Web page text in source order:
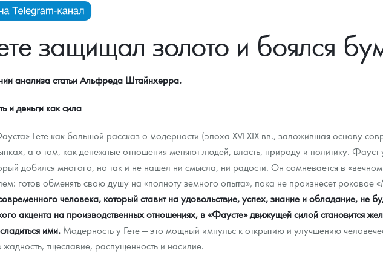
из драгметаллов
курсов золота, серебра, платины на 2026 год
цен
защищал золото и боялся
анализа статьи Альфреда Штайнхерра.
и деньги как сила
Гете как большой рассказ о модерности (эпоха XVI-XIX вв., заложившая основу
а о том, как денежные отношения меняют людей, власть, природу и политику.
добился многого, но так и не нашел ни смысла, ни радости. Он сомневается в
готов обменять свою душу на «полноту земного опыта», пока не произнесет
человека, который ставит на удовольствие, успех, знание и обладание, не
акцента на производственных отношениях, в «Фаусте» движущей силой становится
ими. Модерность у Гете — это мощный импульс к открытию и улучшению
жадность, тщеславие, распущенность и насилие.